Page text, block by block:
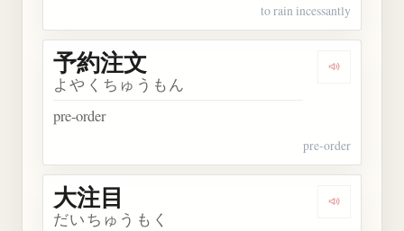
to rain incessantly
Dengarkan
予約注文
よやくちゅうもん
pre-order
pre-order
Dengarkan
大注目
だいちゅうもく